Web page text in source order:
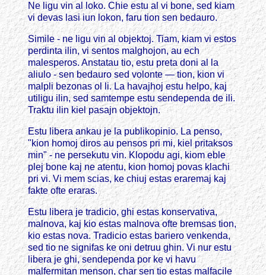
Ne ligu vin al loko. Chie estu al vi bone, sed kiam
vi devas lasi iun lokon, faru tion sen bedauro.
Simile - ne ligu vin al objektoj. Tiam, kiam vi estos
perdinta ilin, vi sentos malghojon, au ech
malesperos. Anstatau tio, estu preta doni al la
aliulo - sen bedauro sed volonte — tion, kion vi
malpli bezonas ol li. La havajhoj estu helpo, kaj
utiligu ilin, sed samtempe estu sendependa de ili.
Traktu ilin kiel pasajn objektojn.
Estu libera ankau je la publikopinio. La penso,
"kion homoj diros au pensos pri mi, kiel pritaksos
min" - ne persekutu vin. Klopodu agi, kiom eble
plej bone kaj ne atentu, kion homoj povas klachi
pri vi. Vi mem scias, ke chiuj estas eraremaj kaj
fakte ofte eraras.
Estu libera je tradicio, ghi estas konservativa,
malnova, kaj kio estas malnova ofte bremsas tion,
kio estas nova. Tradicio estas bariero venkenda,
sed tio ne signifas ke oni detruu ghin. Vi nur estu
libera je ghi, sendependa por ke vi havu
malfermitan menson, char sen tio estas malfacile